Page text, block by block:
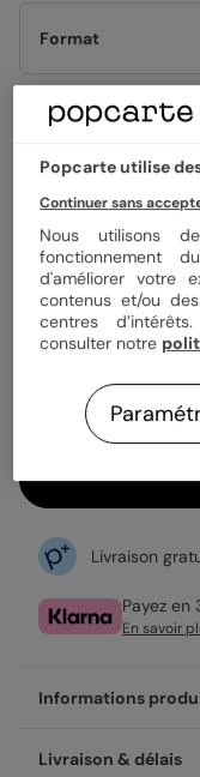
Format
Quantité
2,99 €
Enveloppe
Expédition rapide
Livraison
Payez en
En savoir
Informations
Personnalisez votre
Livraison & délais
Popcarte utilise
Continuer sans
Nous utilisons
fonctionnement
d'améliorer votre
contenus et/ou
centres
consulter notre